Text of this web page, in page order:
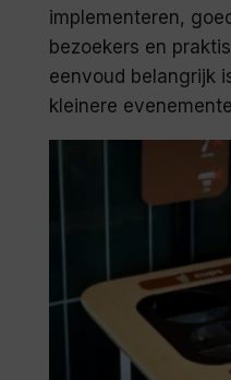
implementeren,
bezoekers en
eenvoud belangrijk
kleinere